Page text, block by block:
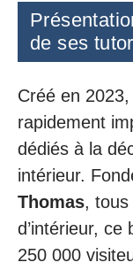
de ses
Créé en
rapidement
dédiés à la
intérieur.
Thomas,
d’intérieur,
250 000